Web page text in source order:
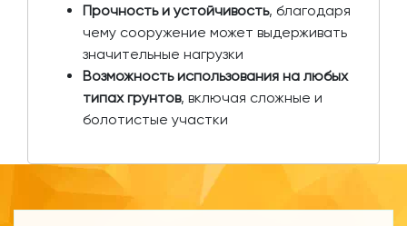
Прочность и устойчивость, благодаря
чему сооружение может выдерживать
значительные нагрузки
Возможность использования на любых
типах грунтов, включая сложные и
болотистые участки